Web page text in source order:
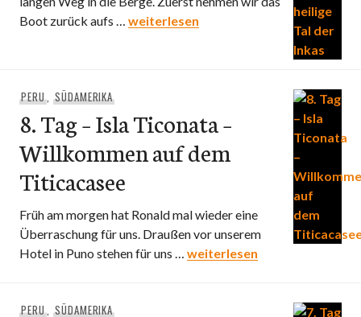
Boot zurück aufs … 9. Tag – Heiliges Tal- Reise ins heilige
weiterlesen
PERU, SÜDAMERIKA
8. Tag – Isla Ticonata –
Willkommen auf dem
Titicacasee
Früh am morgen hat Ronald mal wieder eine
Überraschung für uns. Draußen vor unserem
Hotel in Puno stehen für uns … 8. Tag – Isla Ticonata –
weiterlesen
PERU, SÜDAMERIKA